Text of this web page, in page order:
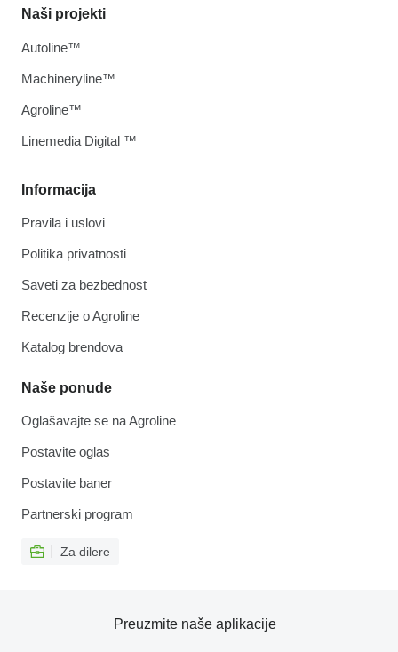
Informacija
Pravila i uslovi
Politika privatnosti
Saveti za bezbednost
Recenzije o Agroline
Katalog brendova
Naše ponude
Oglašavajte se na Agroline
Postavite oglas
Postavite baner
Partnerski program
Za dilere
Naši projekti
Autoline™
Machineryline™
Agroline™
Linemedia Digital ™
Preuzmite naše aplikacije